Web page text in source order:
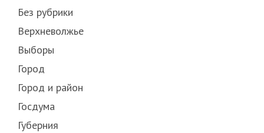
Без рубрики
Верхневолжье
Выборы
Город
Город и район
Госдума
Губерния